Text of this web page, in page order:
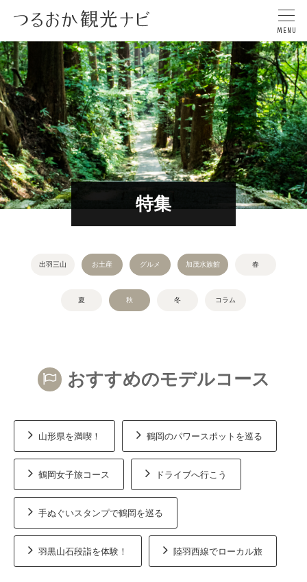
特集
出羽三山 お土産 グルメ 加茂水族館 春
夏 秋 冬 コラム
おすすめのモデルコース
山形県を満喫！ 鶴岡のパワースポットを巡る
鶴岡女子旅コース ドライブへ行こう
手ぬぐいスタンプで鶴岡を巡る
羽黒山石段詣を体験！ 陸羽西線でローカル旅